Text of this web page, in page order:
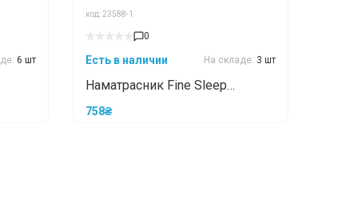
6 шт
код: 23588-1
0
Есть в наличии На складе: 3 шт
Наматрасник Fine Sleep
Водонепроницамый с
758₴